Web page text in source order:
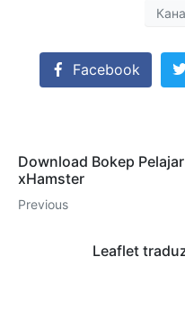
Facebook
Download Bokep
xHamster
Previous
Leaflet